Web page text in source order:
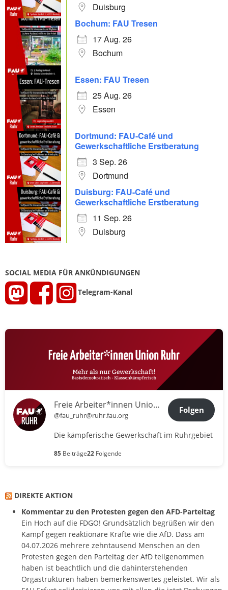
Duisburg
Bochum: FAU Tresen
17 Aug. 26
Bochum
Essen: FAU Tresen
25 Aug. 26
Essen
Dortmund: FAU-Café und
Gewerkschaftliche Erstberatung
3 Sep. 26
Dortmund
Duisburg: FAU-Café und
Gewerkschaftliche Erstberatung
11 Sep. 26
Duisburg
SOCIAL MEDIA FÜR ANKÜNDIGUNGEN
Telegram-Kanal
Freie Arbeiter*innen Union Ruhr
@fau_ruhr@ruhr.fau.org
Folgen
Die kämpferische Gewerkschaft im Ruhrgebiet
85 Beiträge22 Folgende
DIREKTE AKTION
Kommentar zu den Protesten gegen den AFD-Parteitag
Ein Hoch auf die FDGO! Grundsätzlich begrüßen wir den
Kampf gegen reaktionäre Kräfte wie die AfD. Dass am
04.07.2026 mehrere zehntausend Menschen an den
Protesten gegen den Parteitag der AfD teilgenommen
haben ist beachtlich und die dahinterstehenden
Orgastrukturen haben bemerkenswertes geleistet. Wir als